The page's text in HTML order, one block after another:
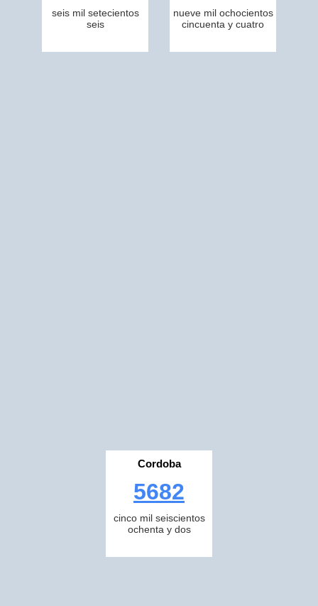
seis mil setecientos
seis
nueve mil ochocientos
cincuenta y cuatro
Cordoba
5682
cinco mil seiscientos
ochenta y dos